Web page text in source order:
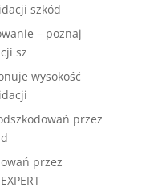
szkód
– poznaj
sz
wysokość
przez
przez